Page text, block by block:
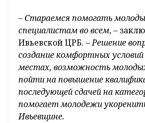
– Стараемся помогать
специалистам во всем, –
Ивьевской ЦРБ. –Решение
создание комфортных условий
местах, возможность
пойти на повышение
последующей сдачей на
помогает молодежи
Ивьевщине.